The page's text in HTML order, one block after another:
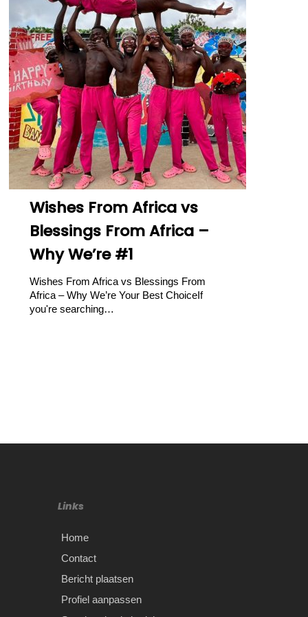
Wishes From Africa vs
Blessings From Africa –
Why We’re #1
Wishes From Africa vs Blessings From
Africa – Why We’re Your Best ChoiceIf
you're searching…
Links
Home
Contact
Bericht plaatsen
Profiel aanpassen